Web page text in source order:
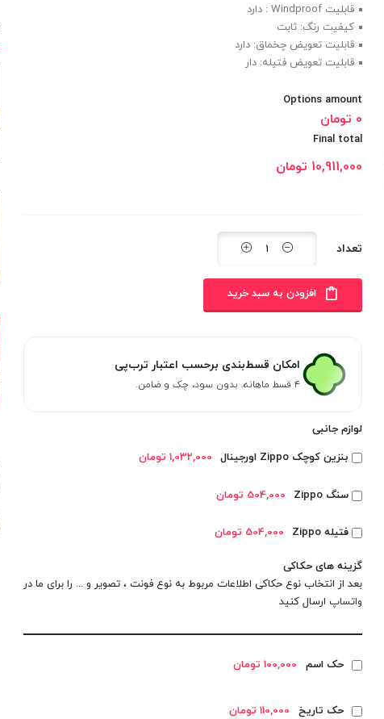
قابلیت Windproof : دارد
کیفیت رنگ: ثابت
قابلیت تعویض چخماق: دارد
قابلیت تعویض فتیله: دار
Options amount
0 تومان
Final total
10,911,000 تومان
تعداد
افزودن به سبد خرید
امکان قسط‌بندی برحسب اعتبار ترب‌پی
۴ قسط ماهانه. بدون سود، چک و ضامن.
لوازم جانبی
بنزین کوچک Zippo اورجینال
1,032,000 تومان
سنگ Zippo 504,000 تومان
فتیله Zippo 504,000 تومان
گزینه های حکاکی
بعد از انتخاب نوع حکاکی اطلاعات مربوط به نوع فونت ، تصویر و ... را برای ما در
واتساپ ارسال کنید
حک اسم 100,000 تومان
حک تاریخ 110,000 تومان